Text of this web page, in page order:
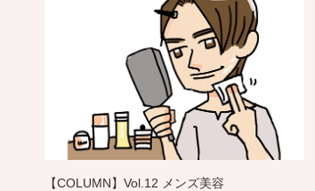
【COLUMN】Vol.12 メンズ美容